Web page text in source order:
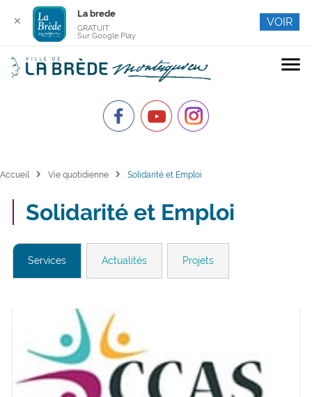
menu
Accueil chevron_right Vie quotidienne chevron_right Solidarité et Emploi
Solidarité et Emploi
Services Actualités Projets
✕
La brede
GRATUIT
Sur Google Play
VOIR